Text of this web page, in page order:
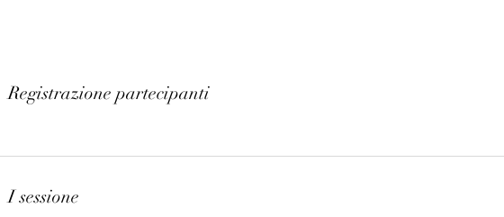
Registrazione partecipanti
I sessione